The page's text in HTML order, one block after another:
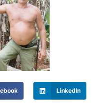
LinkedIn